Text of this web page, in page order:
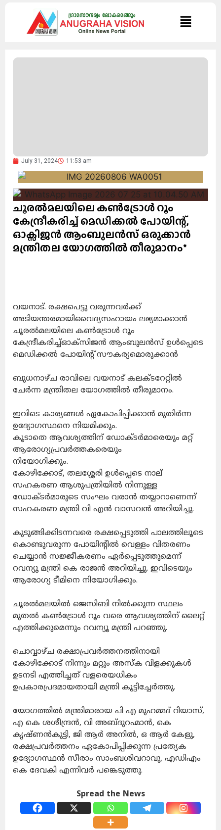
July 31, 2024 11:53 am
ചൂരൽമലയിലെ കൺട്രോൾ റൂം
കേന്ദ്രീകരിച്ച് മെഡിക്കൽ പോയിന്റ്,
ഓക്സിജൻ ആംബുലൻസ് ഒരുക്കാൻ
മന്ത്രിതല യോഗത്തിൽ തീരുമാനം*
വയനാട്. രക്ഷപെട്ടു വരുന്നവർക്ക്
അടിയന്തരമായിവൈദ്യസഹായം ലഭ്യമാക്കാൻ
ചൂരൽമലയിലെ കൺട്രോൾ റൂം
കേന്ദ്രീകരിച്ച്ഓക്സിജൻ ആംബുലൻസ് ഉൾപ്പെടെ
മെഡിക്കൽ പോയിന്റ് സൗകര്യമൊരുക്കാൻ
ബുധനാഴ്ച രാവിലെ വയനാട് കലക്ടറേറ്റിൽ
ചേർന്ന മന്ത്രിതല യോഗത്തിൽ തീരുമാനം.
ഇവിടെ കാര്യങ്ങൾ ഏകോപിപ്പിക്കാൻ മുതിർന്ന
ഉദ്യോഗസ്ഥനെ നിയമിക്കും.
കൂടാതെ ആവശ്യത്തിന് ഡോക്ടർമാരെയും മറ്റ്
ആരോഗ്യപ്രവർത്തകരെയും
നിയോഗിക്കും.
കോഴിക്കോട്, തലശ്ശേരി ഉൾപ്പെടെ നാല്
സഹകരണ ആശുപത്രിയിൽ നിന്നുള്ള
ഡോക്ടർമാരുടെ സംഘം വരാൻ തയ്യാറാണെന്ന്
സഹകരണ മന്ത്രി വി എൻ വാസവൻ അറിയിച്ചു.
കുടുങ്ങിക്കിടന്നവരെ രക്ഷപ്പെടുത്തി പാലത്തിലൂടെ
കൊണ്ടുവരുന്ന പോയിന്റിൽ വെള്ളം വിതരണം
ചെയ്യാൻ സജ്ജീകരണം ഏർപ്പെടുത്തുമെന്ന്
റവന്യൂ മന്ത്രി കെ രാജൻ അറിയിച്ചു. ഇവിടെയും
ആരോഗ്യ ടീമിനെ നിയോഗിക്കും.
ചൂരൽമലയിൽ ജെസിബി നിൽക്കുന്ന സ്ഥലം
മുതൽ കൺട്രോൾ റൂം വരെ ആവശ്യത്തിന് ലൈറ്റ്
എത്തിക്കുമെന്നും റവന്യൂ മന്ത്രി പറഞ്ഞു.
ചൊവ്വാഴ്ച രക്ഷാപ്രവർത്തനത്തിനായി
കോഴിക്കോട് നിന്നും മറ്റും അസ്‌ക വിളക്കുകൾ
ഉടനടി എത്തിച്ചത് വളരെയധികം
ഉപകാരപ്രദമായതായി മന്ത്രി കൂട്ടിച്ചേർത്തു.
യോഗത്തിൽ മന്ത്രിമാരായ പി എ മുഹമ്മദ് റിയാസ്,
എ കെ ശശീന്ദ്രൻ, വി അബ്ദുറഹ്മാൻ, കെ
കൃഷ്ണൻകുട്ടി, ജി ആർ അനിൽ, ഒ ആർ കേളു,
രക്ഷപ്രവർത്തനം ഏകോപിപ്പിക്കുന്ന പ്രത്യേക
ഉദ്യോഗസ്ഥൻ സീരാം സാംബശിവറാവു, എഡിഎം
കെ ദേവകി എന്നിവർ പങ്കെടുത്തു.
Spread the News